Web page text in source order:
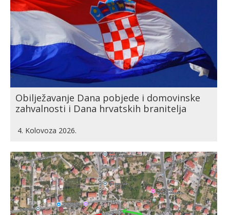
Obilježavanje Dana pobjede i domovinske
zahvalnosti i Dana hrvatskih branitelja
4. Kolovoza 2026.